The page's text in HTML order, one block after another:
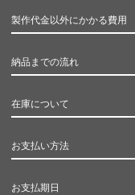
製作代金以外にかかる費用
納品までの流れ
在庫について
お支払い方法
お支払期日